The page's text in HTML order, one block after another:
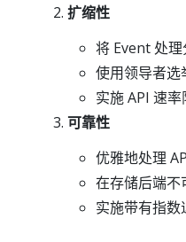
扩缩性
将 Event 处
使用领导者选
实施 API 速
可靠性
优雅地处理
在存储后端
实施带有指数